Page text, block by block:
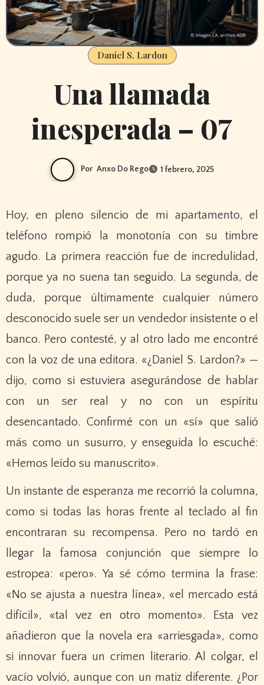
Daniel S. Lardon
Una llamada
inesperada – 07
Por Anxo Do Rego 1 febrero, 2025
Hoy, en pleno silencio de mi apartamento, el
teléfono rompió la monotonía con su timbre
agudo. La primera reacción fue de incredulidad,
porque ya no suena tan seguido. La segunda, de
duda, porque últimamente cualquier número
desconocido suele ser un vendedor insistente o el
banco. Pero contesté, y al otro lado me encontré
con la voz de una editora. «¿Daniel S. Lardon?» —
dijo, como si estuviera asegurándose de hablar
con un ser real y no con un espíritu
desencantado. Confirmé con un «sí» que salió
más como un susurro, y enseguida lo escuché:
«Hemos leído su manuscrito».
Un instante de esperanza me recorrió la columna,
como si todas las horas frente al teclado al fin
encontraran su recompensa. Pero no tardó en
llegar la famosa conjunción que siempre lo
estropea: «pero». Ya sé cómo termina la frase:
«No se ajusta a nuestra línea», «el mercado está
difícil», «tal vez en otro momento». Esta vez
añadieron que la novela era «arriesgada», como
si innovar fuera un crimen literario. Al colgar, el
vacío volvió, aunque con un matiz diferente. ¿Por